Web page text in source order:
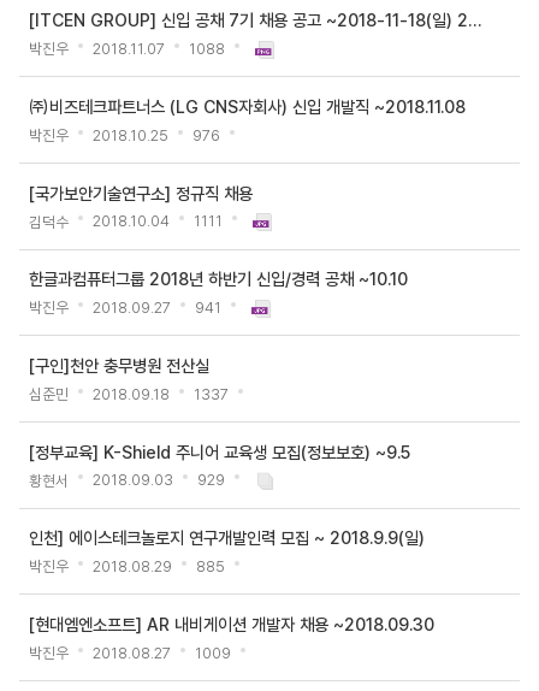
목,
자,
일,
회
[ITCEN GROUP] 신입 공채 7기 채용 공고 ~2018-11-18(일) 23:59
박진우 2018.11.07 1088
㈜비즈테크파트너스 (LG CNS자회사) 신입 개발직 ~2018.11.08
박진우 2018.10.25 976
[국가보안기술연구소] 정규직 채용
김덕수 2018.10.04 1111
한글과컴퓨터그룹 2018년 하반기 신입/경력 공채 ~10.10
박진우 2018.09.27 941
[구인]천안 충무병원 전산실
심준민 2018.09.18 1337
[정부교육] K-Shield 주니어 교육생 모집(정보보호) ~9.5
황현서 2018.09.03 929
인천] 에이스테크놀로지 연구개발인력 모집 ~ 2018.9.9(일)
박진우 2018.08.29 885
[현대엠엔소프트] AR 내비게이션 개발자 채용 ~2018.09.30
박진우 2018.08.27 1009